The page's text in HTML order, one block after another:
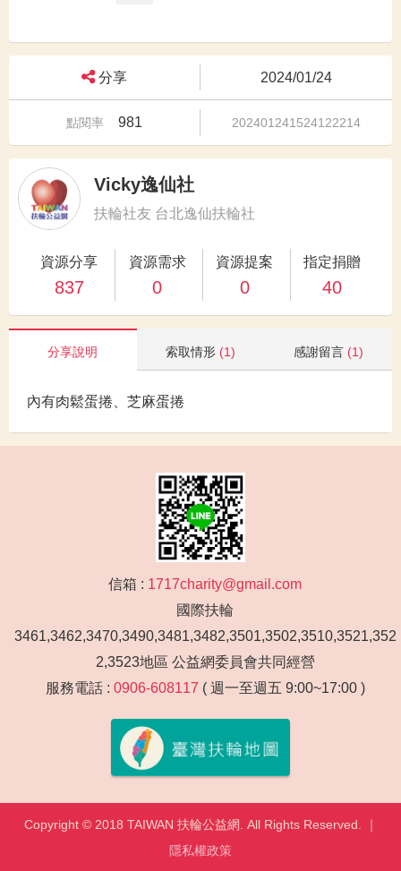
分享 2024/01/24
點閱率 981 202401241524122214
Vicky逸仙社
扶輪社友 台北逸仙扶輪社
資源分享
837
資源需求
0
資源提案
0
指定捐贈
40
分享說明 索取情形 (1) 感謝留言 (1)
內有肉鬆蛋捲、芝麻蛋捲
信箱 : 1717charity@gmail.com
國際扶輪
3461,3462,3470,3490,3481,3482,3501,3502,3510,3521,352
2,3523地區 公益網委員會共同經營
服務電話 : 0906-608117 ( 週一至週五 9:00~17:00 )
Copyright © 2018 TAIWAN 扶輪公益網. All Rights Reserved. ｜
隱私權政策